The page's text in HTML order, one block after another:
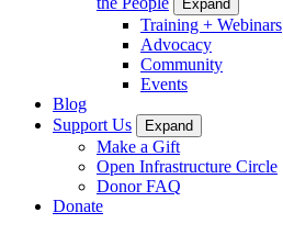
Expand
Training + Webinars
Advocacy
Community
Events
Blog
Support Us
Expand
Make a Gift
Open Infrastructure Circle
Donor FAQ
Donate